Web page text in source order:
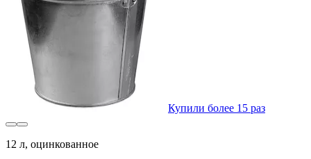
Купили более 15 раз
12 л, оцинкованное